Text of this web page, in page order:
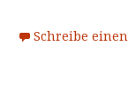
Schreibe